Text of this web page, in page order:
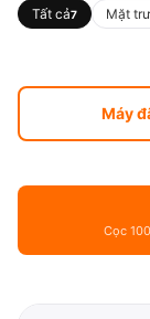
Tất cả7 Mặt
Máy
Cọc